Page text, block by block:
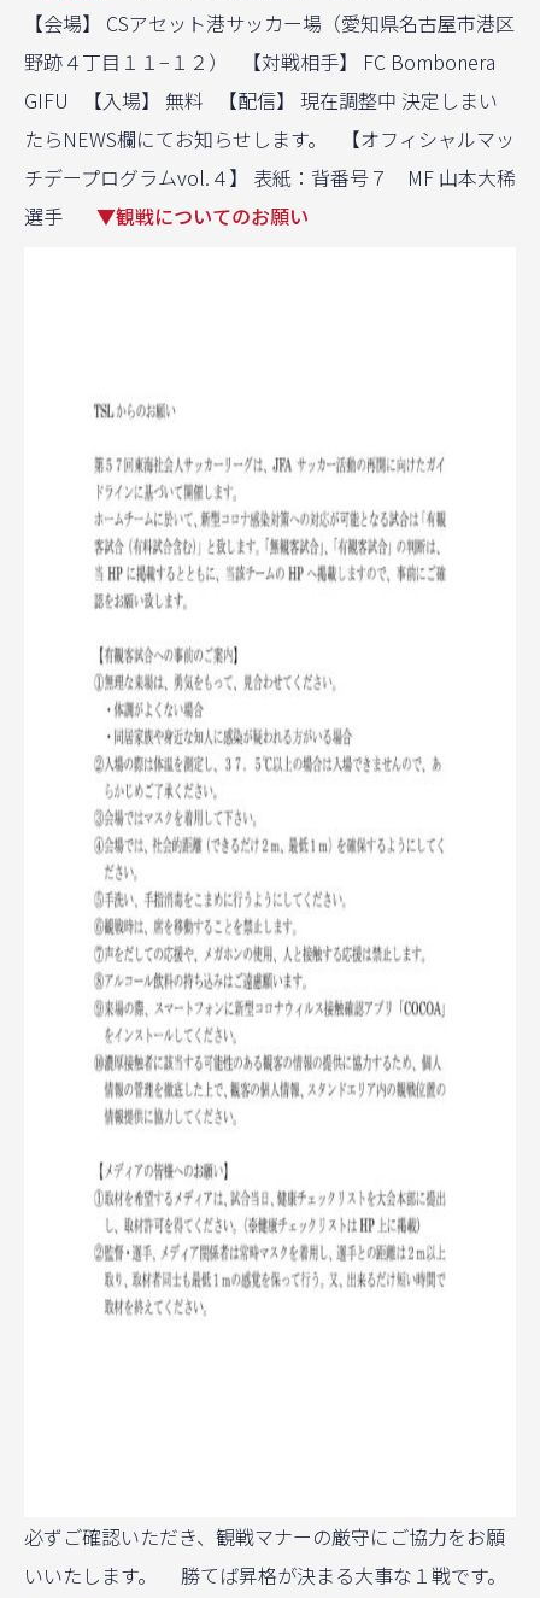
【会場】 CSアセット港サッカー場（愛知県名古屋市港区
野跡４丁目１１−１２） 【対戦相手】 FC Bombonera
GIFU 【入場】 無料 【配信】 現在調整中 決定しまい
たらNEWS欄にてお知らせします。 【オフィシャルマッ
チデープログラムvol.４】 表紙：背番号７ MF 山本大稀
選手 ▼観戦についてのお願い
必ずご確認いただき、観戦マナーの厳守にご協力をお願
いいたします。 勝てば昇格が決まる大事な１戦です。